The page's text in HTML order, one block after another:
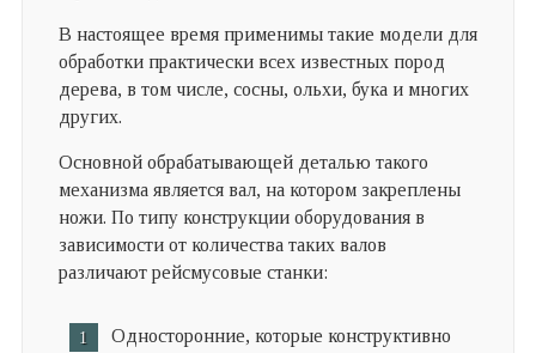
В настоящее время применимы такие модели для
обработки практически всех известных пород
дерева, в том числе, сосны, ольхи, бука и многих
других.
Основной обрабатывающей деталью такого
механизма является вал, на котором закреплены
ножи. По типу конструкции оборудования в
зависимости от количества таких валов
различают рейсмусовые станки:
Односторонние, которые конструктивно